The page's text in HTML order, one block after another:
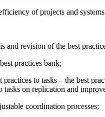
of projects and
and revision of the best
practices bank;
to tasks – the best
tasks on replication and
coordination processes;